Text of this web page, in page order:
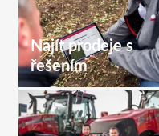
Najít prodeje s
řešením